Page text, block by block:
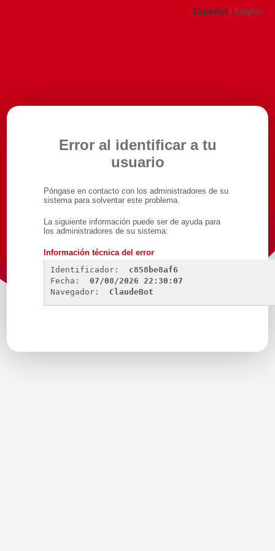
Español | English
Error al identificar a tu
usuario
Póngase en contacto con los administradores de su
sistema para solventar este problema.
La siguiente información puede ser de ayuda para
los administradores de su sistema:
Información técnica del error
Identificador:
c858be8af6
Fecha:
07/08/2026 22:30:07
Navegador:
ClaudeBot